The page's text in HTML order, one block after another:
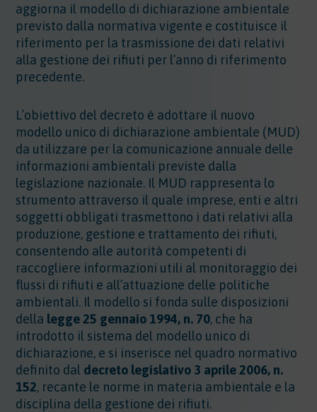
aggiorna il modello di dichiarazione ambientale
previsto dalla normativa vigente e costituisce il
riferimento per la trasmissione dei dati relativi
alla gestione dei rifiuti per l’anno di riferimento
precedente.
L’obiettivo del decreto è adottare il nuovo
modello unico di dichiarazione ambientale (MUD)
da utilizzare per la comunicazione annuale delle
informazioni ambientali previste dalla
legislazione nazionale. Il MUD rappresenta lo
strumento attraverso il quale imprese, enti e altri
soggetti obbligati trasmettono i dati relativi alla
produzione, gestione e trattamento dei rifiuti,
consentendo alle autorità competenti di
raccogliere informazioni utili al monitoraggio dei
flussi di rifiuti e all’attuazione delle politiche
ambientali. Il modello si fonda sulle disposizioni
della legge 25 gennaio 1994, n. 70, che ha
introdotto il sistema del modello unico di
dichiarazione, e si inserisce nel quadro normativo
definito dal decreto legislativo 3 aprile 2006, n.
152, recante le norme in materia ambientale e la
disciplina della gestione dei rifiuti.